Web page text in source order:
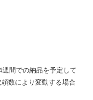
間での納品を予定して
数により変動する場合